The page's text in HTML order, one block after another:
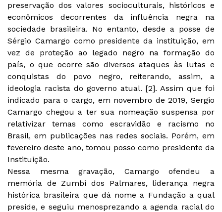
preservação dos valores socioculturais, históricos e
econômicos decorrentes da influência negra na
sociedade brasileira. No entanto, desde a posse de
Sérgio Camargo como presidente da instituição, em
vez de proteção ao legado negro na formação do
país, o que ocorre são diversos ataques às lutas e
conquistas do povo negro, reiterando, assim, a
ideologia racista do governo atual. [2]. Assim que foi
indicado para o cargo, em novembro de 2019, Sergio
Camargo chegou a ter sua nomeação suspensa por
relativizar temas como escravidão e racismo no
Brasil, em publicações nas redes sociais. Porém, em
fevereiro deste ano, tomou posso como presidente da
Instituição.
Nessa mesma gravação, Camargo ofendeu a
memória de Zumbi dos Palmares, liderança negra
histórica brasileira que dá nome a Fundação a qual
preside, e seguiu menosprezando a agenda racial do